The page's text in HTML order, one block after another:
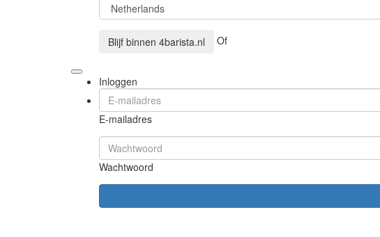
Blijf binnen 4barista.nl Of
Inloggen
E-mailadres
Wachtwoord